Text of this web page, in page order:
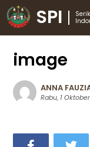
SPI
image
ANNA
Rabu, 1